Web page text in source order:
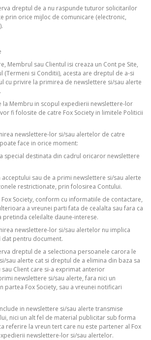
dreptul de a nu raspunde tuturor solicitarilor
prin orice mijloc de comunicare (electronic,
Membrul sau Clientul isi creaza un Cont pe Site,
(Termeni si Conditii), acesta are dreptul de a-si
cu privire la primirea de newslettere si/sau alerte
la Membru in scopul expedierii newslettere-lor
fi folosite de catre Fox Society in limitele Politicii
newslettere-lor si/sau alertelor de catre
face in orice moment:
special destinata din cadrul oricaror newslettere
sau de a primi newslettere si/sau alerte
restrictionate, prin folosirea Contului.
Society, conform cu informatiile de contactare,
a vreunei parti fata de cealalta sau fara ca
pretinda celeilalte daune-interese.
newslettere-lor si/sau alertelor nu implica
dat pentru document.
dreptul de a selectiona persoanele carora le
sau alerte cat si dreptul de a elimina din baza sa
Client care si-a exprimat anterior
newslettere si/sau alerte, fara nici un
partea Fox Society, sau a vreunei notificari
in newslettere si/sau alerte transmise
nici un alt fel de material publicitar sub forma
referire la vreun tert care nu este partener al Fox
newslettere-lor si/sau alertelor.